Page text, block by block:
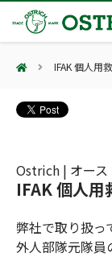
製品カテゴ
輸血保冷庫
(Bear
防刃対策
(Cut
止血・止血キ
(Massive
夏季休業のお知
第7回 地域
会社案内
会社案内
カタログ
IFAK 個人用
Ostrich | オース
IFAK 個人用
弊社で取り扱っ
外人部隊元隊員